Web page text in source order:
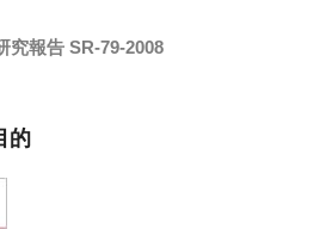
究報告 SR-79-2008
的